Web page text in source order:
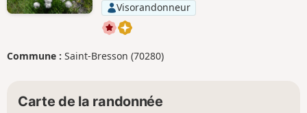
Visorandonneur
Commune : Saint-Bresson (70280)
Carte de la randonnée